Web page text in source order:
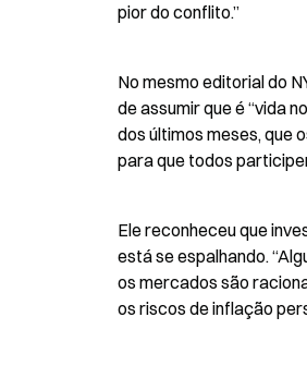
pior do conflito.”
No mesmo editorial do
de assumir que é “vida
dos últimos meses, que
para que todos
Ele reconheceu que
está se espalhando.
os mercados são
os riscos de inflação